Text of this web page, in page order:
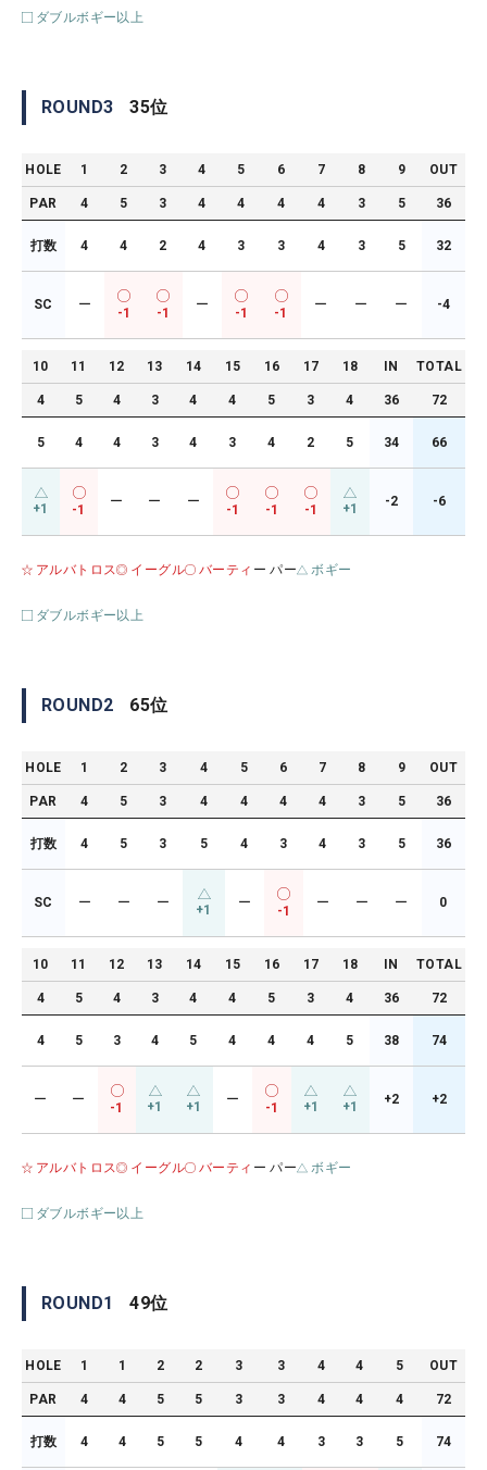
ダブルボギー以上
ROUND3 35位
HOLE 1 2 3 4 5 6 7 8 9 OUT
PAR 4 5 3 4 4 4 4 3 5 36
打数 4 4 2 4 3 3 4 3 5 32
SC ー
-1 -1
ー
-1 -1
ー ー ー -4
10 11 12 13 14 15 16 17 18 IN TOTAL
4 5 4 3 4 4 5 3 4 36 72
5 4 4 3 4 3 4 2 5 34 66
+1 -1
ー ー ー
-1 -1 -1 +1 -2 -6
アルバトロス イーグル バーティ ー パー ボギー
ダブルボギー以上
ROUND2 65位
HOLE 1 2 3 4 5 6 7 8 9 OUT
PAR 4 5 3 4 4 4 4 3 5 36
打数 4 5 3 5 4 3 4 3 5 36
SC ー ー ー +1 ー
-1
ー ー ー 0
10 11 12 13 14 15 16 17 18 IN TOTAL
4 5 4 3 4 4 5 3 4 36 72
4 5 3 4 5 4 4 4 5 38 74
ー ー
-1 +1 +1 ー
-1 +1 +1 +2 +2
アルバトロス イーグル バーティ ー パー ボギー
ダブルボギー以上
ROUND1 49位
HOLE 1 1 2 2 3 3 4 4 5 OUT
PAR 4 4 5 5 3 3 4 4 4 72
打数 4 4 5 5 4 4 3 3 5 74